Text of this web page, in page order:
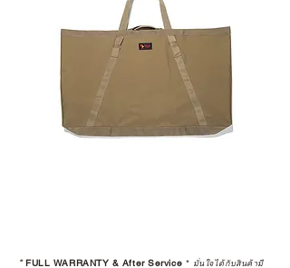
*FULL WARRANTY & After Service * มั่นใจได้กับสินค้ามี